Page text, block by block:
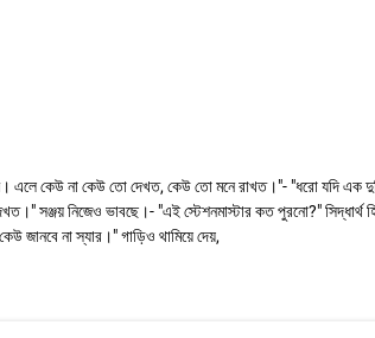
কেউ না কেউ তো দেখত, কেউ তো মনে রাখত।"- "ধরো যদি এক
সঞ্জয় নিজেও ভাবছে।- "এই স্টেশনমাস্টার কত পুরনো?" সিদ্ধার্থ
জানবে না স্যার।" গাড়িও থামিয়ে দেয়,